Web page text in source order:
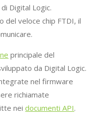
Digital Logic.
veloce chip FTDI, il
principale del
da Digital Logic.
nel firmware
richiamate
neidocumenti API.